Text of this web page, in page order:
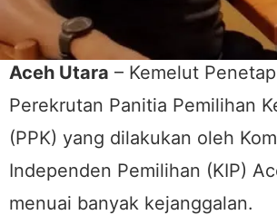
Aceh Utara – Kemelut
Perekrutan Panitia Pemilihan
(PPK) yang dilakukan oleh
Independen Pemilihan (KIP)
menuai banyak kejanggalan.